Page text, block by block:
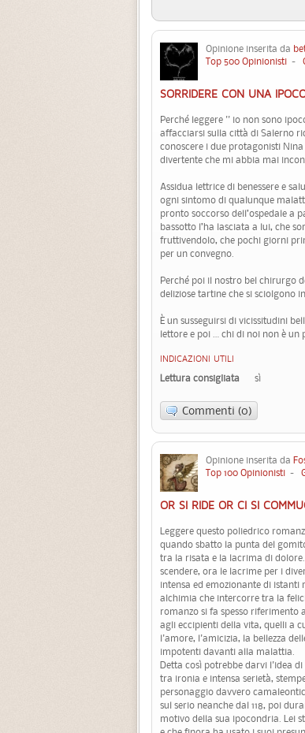
Opinione inserita da
Top 500 Opinionisti -
SORRIDERE CON UNA
Perché leggere '' io non sono
affacciarsi sulla città di Salerno
conoscere i due protagonisti
divertente che mi abbia mai
Assidua lettrice di benessere e
ogni sintomo di qualunque
pronto soccorso dell’ospedale a
bassotto l’ha lasciata a lui, che
fruttivendolo, che pochi giorni
per un convegno.
Perché poi il nostro bel chirurgo
deliziose tartine che si sciolgono
È un susseguirsi di vicissitudini
lettore e poi … chi di noi non è un
INDICAZIONI UTILI
Lettura consigliata sì
Commenti (0)
Opinione inserita da
Top 100 Opinionisti -
OR SI RIDE OR CI SI
Leggere questo poliedrico
quando sbatto la punta del
tra la risata e la lacrima di
scendere, ora le lacrime per i
intensa ed emozionante di
alchimia che intercorre tra la
romanzo si fa spesso
agli eccipienti della vita, quelli a
l'amore, l'amicizia, la bellezza
impotenti davanti alla malattia.
Detta così potrebbe darvi l'idea
tra ironia e intensa serietà,
personaggio davvero
sul serio neanche dal 118, poi
motivo della sua ipocondria. Lei